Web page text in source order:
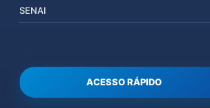
SENAI
ACESSO RÁPIDO